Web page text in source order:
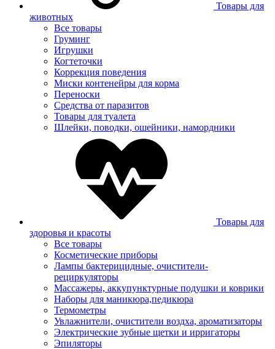
Товары для
животных
Все товары
Груминг
Игрушки
Когтеточки
Коррекция поведения
Миски контенейры для корма
Переноски
Средства от паразитов
Товары для туалета
Шлейки, поводки, ошейники, намордники
Товары для
здоровья и красоты
Все товары
Косметические приборы
Лампы бактерицидные, очистители-
рециркуляторы
Массажеры, аккупунктурные подушки и коврики
Наборы для маникюра,педикюра
Термометры
Увлажнители, очистители воздха, ароматизаторы
Электрические зубные щетки и ирригаторы
Эпиляторы